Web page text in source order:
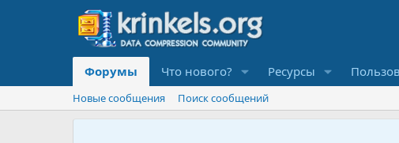
Форумы Что нового? Ресурсы
Новые сообщения Поиск сообщений